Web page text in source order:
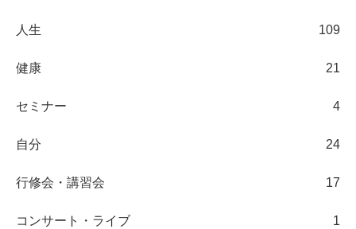
人生 109
健康 21
セミナー 4
自分 24
行修会・講習会 17
コンサート・ライブ 1